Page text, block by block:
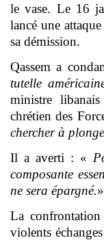
le vase. Le 16
lancé une
sa démission.
Qassem a
tutelle
ministre
chrétien des
chercher à
Il a averti : «
composante
ne sera épargné.»
La confrontation
violents